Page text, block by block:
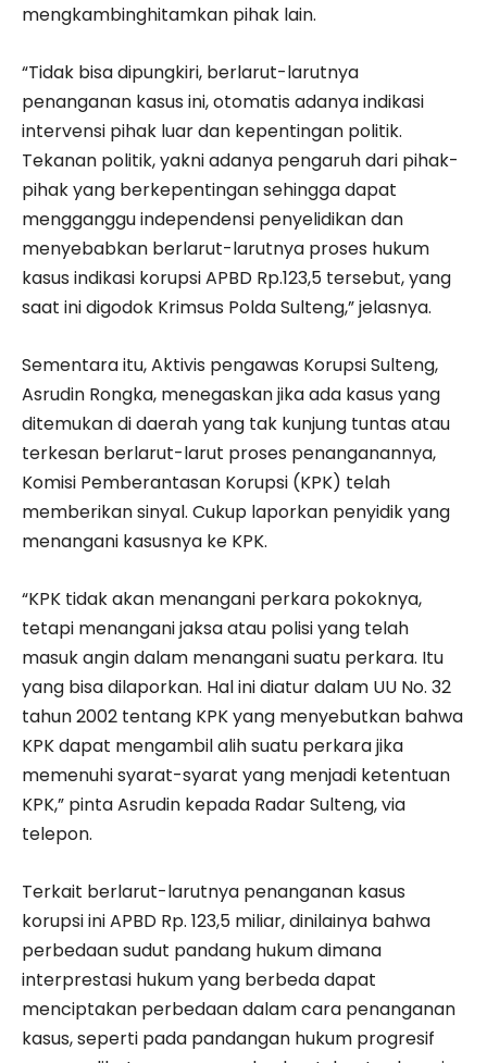
mengkambinghitamkan pihak lain.
“Tidak bisa dipungkiri, berlarut-larutnya
penanganan kasus ini, otomatis adanya indikasi
intervensi pihak luar dan kepentingan politik.
Tekanan politik, yakni adanya pengaruh dari pihak-
pihak yang berkepentingan sehingga dapat
mengganggu independensi penyelidikan dan
menyebabkan berlarut-larutnya proses hukum
kasus indikasi korupsi APBD Rp.123,5 tersebut, yang
saat ini digodok Krimsus Polda Sulteng,” jelasnya.
Sementara itu, Aktivis pengawas Korupsi Sulteng,
Asrudin Rongka, menegaskan jika ada kasus yang
ditemukan di daerah yang tak kunjung tuntas atau
terkesan berlarut-larut proses penanganannya,
Komisi Pemberantasan Korupsi (KPK) telah
memberikan sinyal. Cukup laporkan penyidik yang
menangani kasusnya ke KPK.
“KPK tidak akan menangani perkara pokoknya,
tetapi menangani jaksa atau polisi yang telah
masuk angin dalam menangani suatu perkara. Itu
yang bisa dilaporkan. Hal ini diatur dalam UU No. 32
tahun 2002 tentang KPK yang menyebutkan bahwa
KPK dapat mengambil alih suatu perkara jika
memenuhi syarat-syarat yang menjadi ketentuan
KPK,” pinta Asrudin kepada Radar Sulteng, via
telepon.
Terkait berlarut-larutnya penanganan kasus
korupsi ini APBD Rp. 123,5 miliar, dinilainya bahwa
perbedaan sudut pandang hukum dimana
interprestasi hukum yang berbeda dapat
menciptakan perbedaan dalam cara penanganan
kasus, seperti pada pandangan hukum progresif